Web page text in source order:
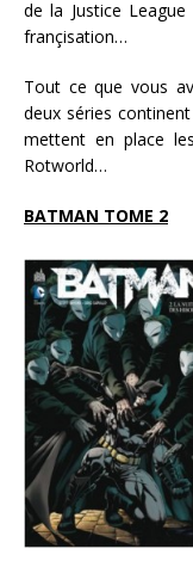
de la Justice
françisation…
Tout ce que vous
deux séries
mettent en place
Rotworld…
BATMAN TOME 2